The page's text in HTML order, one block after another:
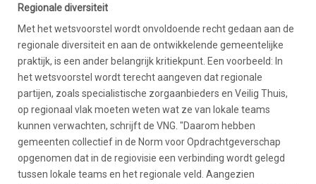
Regionale diversiteit
Met het wetsvoorstel wordt onvoldoende recht gedaan aan de
regionale diversiteit en aan de ontwikkelende gemeentelijke
praktijk, is een ander belangrijk kritiekpunt. Een voorbeeld: In
het wetsvoorstel wordt terecht aangeven dat regionale
partijen, zoals specialistische zorgaanbieders en Veilig Thuis,
op regionaal vlak moeten weten wat ze van lokale teams
kunnen verwachten, schrijft de VNG. "Daarom hebben
gemeenten collectief in de Norm voor Opdrachtgeverschap
opgenomen dat in de regiovisie een verbinding wordt gelegd
tussen lokale teams en het regionale veld. Aangezien